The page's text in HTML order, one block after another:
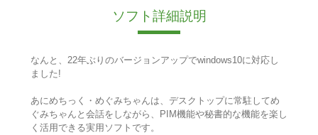
ソフト詳細説明
なんと、22年ぶりのバージョンアップでwindows10に対応し
ました!
あにめちっく・めぐみちゃんは、デスクトップに常駐してめ
ぐみちゃんと会話をしながら、PIM機能や秘書的な機能を楽し
く活用できる実用ソフトです。